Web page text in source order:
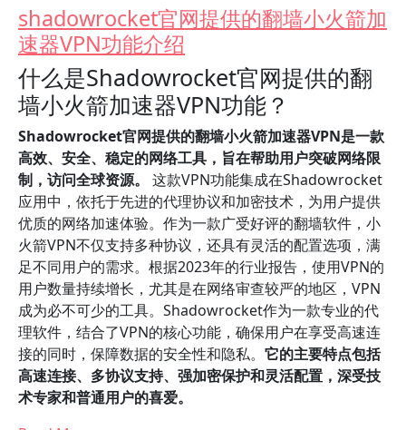
shadowrocket官网提供的翻墙小火箭加
速器VPN功能介绍
什么是Shadowrocket官网提供的翻
墙小火箭加速器VPN功能？
Shadowrocket官网提供的翻墙小火箭加速器VPN是一款
高效、安全、稳定的网络工具，旨在帮助用户突破网络限
制，访问全球资源。
这款VPN功能集成在Shadowrocket
应用中，依托于先进的代理协议和加密技术，为用户提供
优质的网络加速体验。作为一款广受好评的翻墙软件，小
火箭VPN不仅支持多种协议，还具有灵活的配置选项，满
足不同用户的需求。根据2023年的行业报告，使用VPN的
用户数量持续增长，尤其是在网络审查较严的地区，VPN
成为必不可少的工具。Shadowrocket作为一款专业的代
理软件，结合了VPN的核心功能，确保用户在享受高速连
接的同时，保障数据的安全性和隐私。 它的主要特点包括
高速连接、多协议支持、强加密保护和灵活配置，深受技
术专家和普通用户的喜爱。